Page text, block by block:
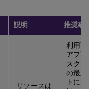
説明 推奨事
リソースは
利用可
アプ
スク
の最新
トに